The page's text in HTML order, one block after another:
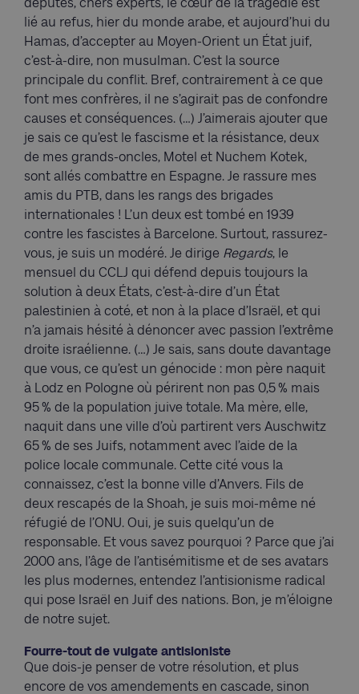
lié au refus, hier du monde arabe, et aujourd’hui du
Hamas, d’accepter au Moyen-Orient un État juif,
c’est-à-dire, non musulman. C’est la source
principale du conflit. Bref, contrairement à ce que
font mes confrères, il ne s’agirait pas de confondre
causes et conséquences. (…) J’aimerais ajouter que
je sais ce qu’est le fascisme et la résistance, deux
de mes grands-oncles, Motel et Nuchem Kotek,
sont allés combattre en Espagne. Je rassure mes
amis du PTB, dans les rangs des brigades
internationales ! L’un deux est tombé en 1939
contre les fascistes à Barcelone. Surtout, rassurez-
vous, je suis un modéré. Je dirige Regards, le
mensuel du CCLJ qui défend depuis toujours la
solution à deux États, c’est-à-dire d’un État
palestinien à coté, et non à la place d’Israël, et qui
n’a jamais hésité à dénoncer avec passion l’extrême
droite israélienne. (…) Je sais, sans doute davantage
que vous, ce qu’est un génocide : mon père naquit
à Lodz en Pologne où périrent non pas 0,5 % mais
95 % de la population juive totale. Ma mère, elle,
naquit dans une ville d’où partirent vers Auschwitz
65 % de ses Juifs, notamment avec l’aide de la
police locale communale. Cette cité vous la
connaissez, c’est la bonne ville d’Anvers. Fils de
deux rescapés de la Shoah, je suis moi-même né
réfugié de l’ONU. Oui, je suis quelqu’un de
responsable. Et vous savez pourquoi ? Parce que j’ai
2000 ans, l’âge de l’antisémitisme et de ses avatars
les plus modernes, entendez l’antisionisme radical
qui pose Israël en Juif des nations. Bon, je m’éloigne
de notre sujet.
Fourre-tout de vulgate antisioniste
Que dois-je penser de votre résolution, et plus
encore de vos amendements en cascade, sinon